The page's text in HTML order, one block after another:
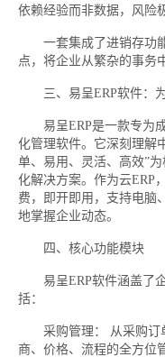
依赖经验而非数据，风险
一套集成了进销存功能
点，将企业从繁杂的事务
三、易呈ERP软件：为
易呈ERP是一款专为成
化管理软件。它深刻理解
单、易用、灵活、高效”
化解决方案。作为云ERP
费，即开即用，支持电脑
地掌握企业动态。
四、核心功能模块
易呈ERP软件涵盖了企
括：
采购管理： 从采购订
商、价格、流程的全方位